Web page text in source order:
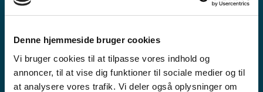
Denne hjemmeside bruger cookies
Vi bruger cookies til at tilpasse vores indhold og
annoncer, til at vise dig funktioner til sociale medier og til
at analysere vores trafik. Vi deler også oplysninger om
NORDEN I SKOLEN
En gratis læringsplatform for
grundskolen og gymnasiale
uddannelser